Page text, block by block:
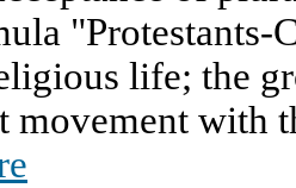
"Protestants-
life; the
movement with